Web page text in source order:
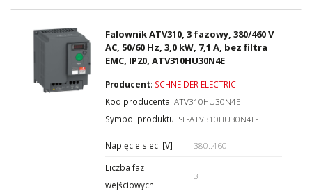
Falownik ATV310, 3 fazowy, 380/460 V
AC, 50/60 Hz, 3,0 kW, 7,1 A, bez filtra
EMC, IP20, ATV310HU30N4E
Producent: SCHNEIDER ELECTRIC
Kod producenta:ATV310HU30N4E
Symbol produktu: SE-ATV310HU30N4E-
Napięcie sieci [V]
380..460
Liczba faz
wejściowych
3